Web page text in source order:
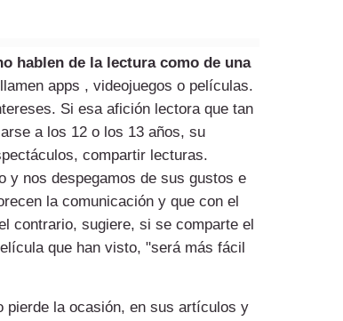
hablen de la lectura como de una
apps , videojuegos o películas.
Si esa afición lectora que tan
a los 12 o los 13 años, su
compartir lecturas.
y nos despegamos de sus gustos e
la comunicación y que con el
contrario, sugiere, si se comparte el
que han visto, "será más fácil
pierde la ocasión, en sus artículos y